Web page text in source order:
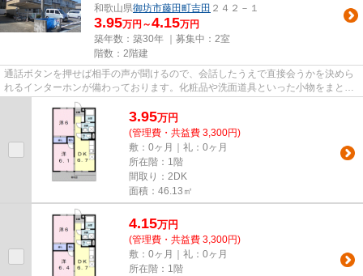
和歌山県御坊市藤田町吉田 ２４２－１
3.95万円～4.15万円
築年数：築30年 ｜募集中： 2室
階数：2階建
通話ボタンを押せば相手の声が聞けるので、会話したうえで直接会うかを決めら
れるインターホンが備わっております。化粧品や洗面道具といった小物をまとめ
て収納できる独立洗面台があ...
3.95万円
(管理費・共益費 3,300円)
敷：0ヶ月｜礼：0ヶ月
所在階：1階
間取り：2DK
面積：46.13㎡
4.15万円
(管理費・共益費 3,300円)
敷：0ヶ月｜礼：0ヶ月
所在階：1階